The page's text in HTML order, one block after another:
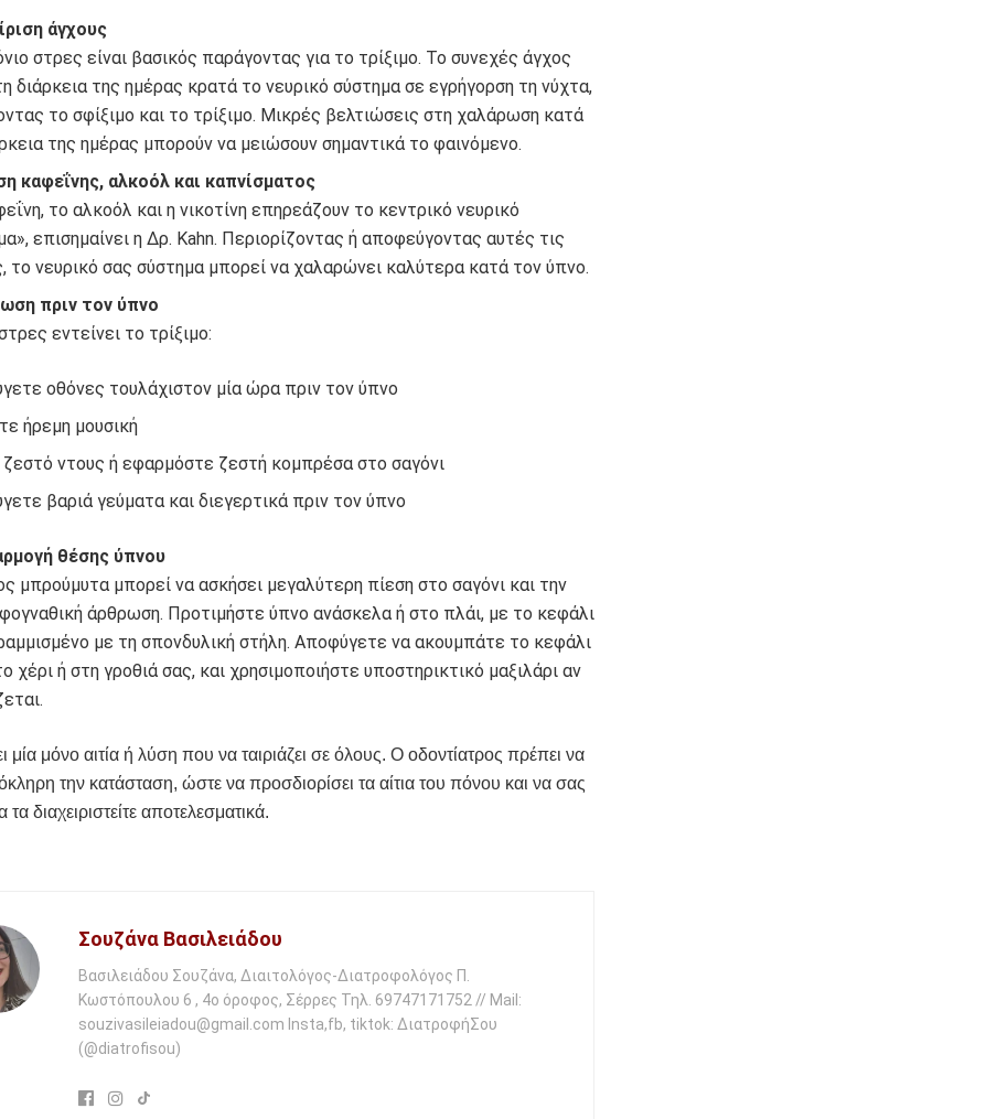
άγχους
στρες είναι βασικός παράγοντας για το τρίξιμο. Το συνεχές άγχος
διάρκεια της ημέρας κρατά το νευρικό σύστημα σε εγρήγορση τη νύχτα,
το σφίξιμο και το τρίξιμο. Μικρές βελτιώσεις στη χαλάρωση κατά
της ημέρας μπορούν να μειώσουν σημαντικά το φαινόμενο.
καφεΐνης, αλκοόλ και καπνίσματος
το αλκοόλ και η νικοτίνη επηρεάζουν το κεντρικό νευρικό
επισημαίνει η Δρ. Kahn. Περιορίζοντας ή αποφεύγοντας αυτές τις
το νευρικό σας σύστημα μπορεί να χαλαρώνει καλύτερα κατά τον ύπνο.
πριν τον ύπνο
εντείνει το τρίξιμο:
οθόνες τουλάχιστον μία ώρα πριν τον ύπνο
ήρεμη μουσική
ντους ή εφαρμόστε ζεστή κομπρέσα στο σαγόνι
βαριά γεύματα και διεγερτικά πριν τον ύπνο
θέσης ύπνου
μπρούμυτα μπορεί να ασκήσει μεγαλύτερη πίεση στο σαγόνι και την
άρθρωση. Προτιμήστε ύπνο ανάσκελα ή στο πλάι, με το κεφάλι
με τη σπονδυλική στήλη. Αποφύγετε να ακουμπάτε το κεφάλι
χέρι ή στη γροθιά σας, και χρησιμοποιήστε υποστηρικτικό μαξιλάρι αν
μία μόνο αιτία ή λύση που να ταιριάζει σε όλους. Ο οδοντίατρος πρέπει να
την κατάσταση, ώστε να προσδιορίσει τα αίτια του πόνου και να σας
διαχειριστείτε αποτελεσματικά.
Σουζάνα Βασιλειάδου
Βασιλειάδου Σουζάνα, Διαιτολόγος-Διατροφολόγος Π.
Κωστόπουλου 6 , 4ο όροφος, Σέρρες Τηλ. 69747171752 // Mail:
souzivasileiadou@gmail.com Insta,fb, tiktok: ΔιατροφήΣου
(@diatrofisou)